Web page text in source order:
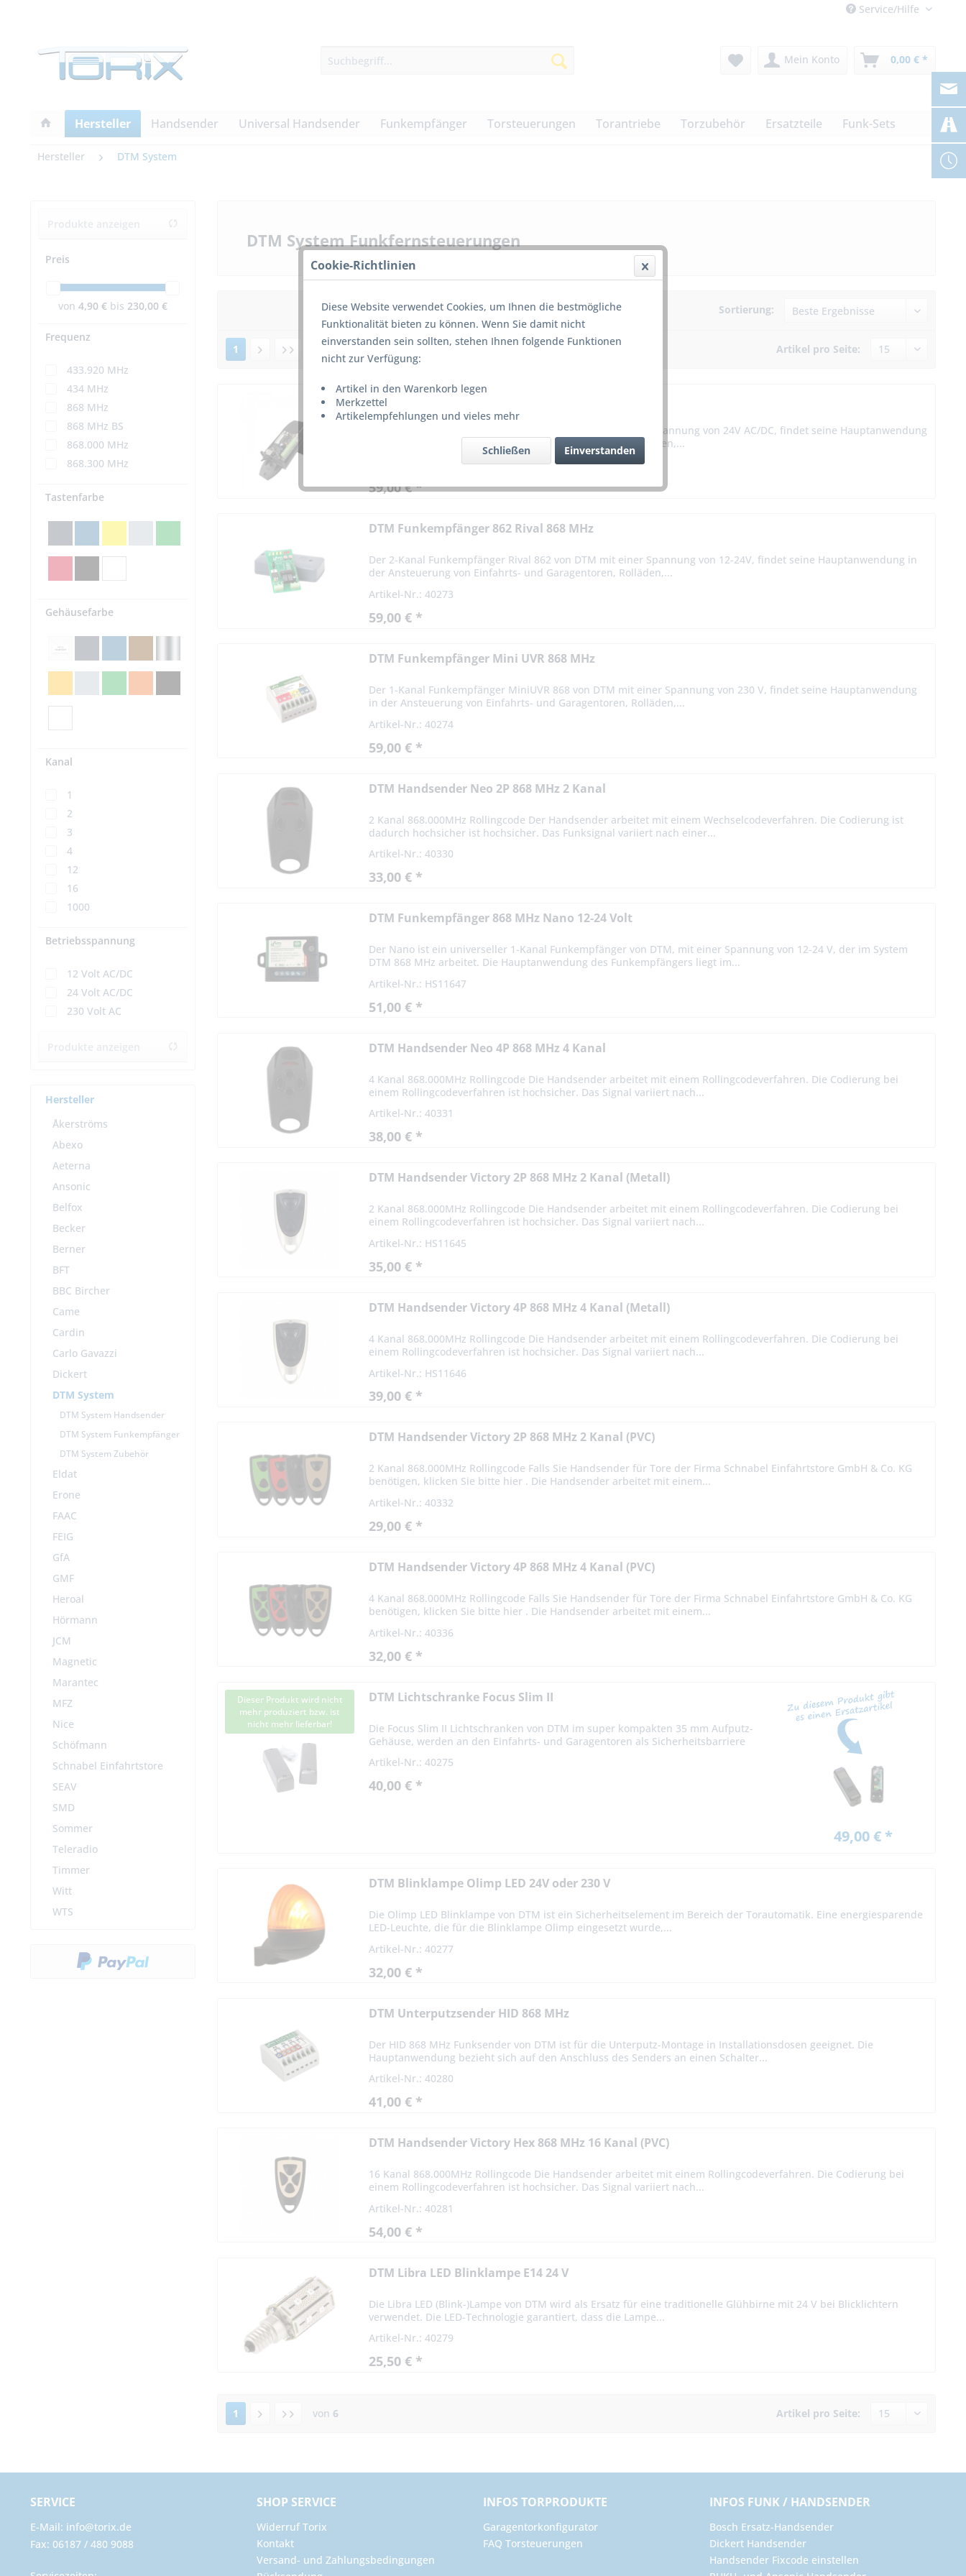
Service/Hilfe
Mein Konto 0,00 € *
Hersteller Handsender Universal Handsender Funkempfänger Torsteuerungen Torantriebe Torzubehör Ersatzteile Funk-Sets
Hersteller DTM System
Preis
von 4,90 € bis 230,00 €
Frequenz
433.920 MHz
434 MHz
868 MHz
868 MHz BS
868.000 MHz
868.300 MHz
Tastenfarbe
Gehäusefarbe
Kanal
1
2
3
4
12
16
1000
Betriebsspannung
12 Volt AC/DC
24 Volt AC/DC
230 Volt AC
Hersteller
Åkerströms
Abexo
Aeterna
Ansonic
Belfox
Becker
Berner
BFT
BBC Bircher
Came
Cardin
Carlo Gavazzi
Dickert
DTM System
DTM System Handsender
DTM System Funkempfänger
DTM System Zubehör
Eldat
Erone
FAAC
FEIG
GfA
GMF
Heroal
Hörmann
JCM
Magnetic
Marantec
MFZ
Nice
Schöfmann
Schnabel Einfahrtstore
SEAV
SMD
Sommer
Teleradio
Timmer
Witt
WTS
DTM System Funkfernsteuerungen
Sortierung:
1 von6 Artikel pro Seite:
DTM Funkempfänger Micro 868 MHz
Der 2-Kanal Funkempfänger Micro 868 von DTM mit einer Spannung von 24V AC/DC, findet seine Hauptanwendung
in der Ansteuerung von Einfahrts- und Garagentoren, Rolläden,...
59,00 € *
DTM Funkempfänger 862 Rival 868 MHz
Der 2-Kanal Funkempfänger Rival 862 von DTM mit einer Spannung von 12-24V, findet seine Hauptanwendung in
der Ansteuerung von Einfahrts- und Garagentoren, Rolläden,...
Artikel-Nr.: 40273
59,00 € *
DTM Funkempfänger Mini UVR 868 MHz
Der 1-Kanal Funkempfänger MiniUVR 868 von DTM mit einer Spannung von 230 V, findet seine Hauptanwendung
in der Ansteuerung von Einfahrts- und Garagentoren, Rolläden,...
Artikel-Nr.: 40274
59,00 € *
DTM Handsender Neo 2P 868 MHz 2 Kanal
2 Kanal 868.000MHz Rollingcode Der Handsender arbeitet mit einem Wechselcodeverfahren. Die Codierung ist
dadurch hochsicher ist hochsicher. Das Funksignal variiert nach einer...
Artikel-Nr.: 40330
33,00 € *
DTM Funkempfänger 868 MHz Nano 12-24 Volt
Der Nano ist ein universeller 1-Kanal Funkempfänger von DTM, mit einer Spannung von 12-24 V, der im System
DTM 868 MHz arbeitet. Die Hauptanwendung des Funkempfängers liegt im...
Artikel-Nr.: HS11647
51,00 € *
DTM Handsender Neo 4P 868 MHz 4 Kanal
4 Kanal 868.000MHz Rollingcode Die Handsender arbeitet mit einem Rollingcodeverfahren. Die Codierung bei
einem Rollingcodeverfahren ist hochsicher. Das Signal variiert nach...
Artikel-Nr.: 40331
38,00 € *
DTM Handsender Victory 2P 868 MHz 2 Kanal (Metall)
2 Kanal 868.000MHz Rollingcode Die Handsender arbeitet mit einem Rollingcodeverfahren. Die Codierung bei
einem Rollingcodeverfahren ist hochsicher. Das Signal variiert nach...
Artikel-Nr.: HS11645
35,00 € *
DTM Handsender Victory 4P 868 MHz 4 Kanal (Metall)
4 Kanal 868.000MHz Rollingcode Die Handsender arbeitet mit einem Rollingcodeverfahren. Die Codierung bei
einem Rollingcodeverfahren ist hochsicher. Das Signal variiert nach...
Artikel-Nr.: HS11646
39,00 € *
DTM Handsender Victory 2P 868 MHz 2 Kanal (PVC)
2 Kanal 868.000MHz Rollingcode Falls Sie Handsender für Tore der Firma Schnabel Einfahrtstore GmbH & Co. KG
benötigen, klicken Sie bitte hier . Die Handsender arbeitet mit einem...
Artikel-Nr.: 40332
29,00 € *
DTM Handsender Victory 4P 868 MHz 4 Kanal (PVC)
4 Kanal 868.000MHz Rollingcode Falls Sie Handsender für Tore der Firma Schnabel Einfahrtstore GmbH & Co. KG
benötigen, klicken Sie bitte hier . Die Handsender arbeitet mit einem...
Artikel-Nr.: 40336
32,00 € *
Dieser Produkt wird nicht
mehr produziert bzw. ist
nicht mehr lieferbar!
DTM Lichtschranke Focus Slim II
Die Focus Slim II Lichtschranken von DTM im super kompakten 35 mm Aufputz-
Gehäuse, werden an den Einfahrts- und Garagentoren als Sicherheitsbarriere
Artikel-Nr.: 40275
40,00 € *
49,00 € *
DTM Blinklampe Olimp LED 24V oder 230 V
Die Olimp LED Blinklampe von DTM ist ein Sicherheitselement im Bereich der Torautomatik. Eine energiesparende
LED-Leuchte, die für die Blinklampe Olimp eingesetzt wurde,...
Artikel-Nr.: 40277
32,00 € *
DTM Unterputzsender HID 868 MHz
Der HID 868 MHz Funksender von DTM ist für die Unterputz-Montage in Installationsdosen geeignet. Die
Hauptanwendung bezieht sich auf den Anschluss des Senders an einen Schalter...
Artikel-Nr.: 40280
41,00 € *
DTM Handsender Victory Hex 868 MHz 16 Kanal (PVC)
16 Kanal 868.000MHz Rollingcode Die Handsender arbeitet mit einem Rollingcodeverfahren. Die Codierung bei
einem Rollingcodeverfahren ist hochsicher. Das Signal variiert nach...
Artikel-Nr.: 40281
54,00 € *
DTM Libra LED Blinklampe E14 24 V
Die Libra LED (Blink-)Lampe von DTM wird als Ersatz für eine traditionelle Glühbirne mit 24 V bei Blicklichtern
verwendet. Die LED-Technologie garantiert, dass die Lampe...
Artikel-Nr.: 40279
25,50 € *
1 von 6 Artikel pro Seite:
SERVICE
E-Mail: info@torix.de
Fax: 06187 / 480 9088
SHOP SERVICE
Widerruf Torix
Kontakt
Versand- und Zahlungsbedingungen
INFOS TORPRODUKTE
Garagentorkonfigurator
FAQ Torsteuerungen
INFOS FUNK / HANDSENDER
Bosch Ersatz-Handsender
Dickert Handsender
Handsender Fixcode einstellen
Cookie-Richtlinien
Diese Website verwendet Cookies, um Ihnen die bestmögliche
Funktionalität bieten zu können. Wenn Sie damit nicht
einverstanden sein sollten, stehen Ihnen folgende Funktionen
nicht zur Verfügung:
Artikel in den Warenkorb legen
Merkzettel
Artikelempfehlungen und vieles mehr
Einverstanden
Schließen